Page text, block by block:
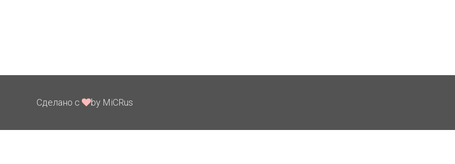
Сделано с by MiCRus